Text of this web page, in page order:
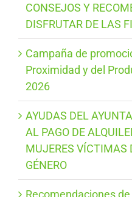
CONSEJOS Y
DISFRUTAR DE LAS
Campaña de
Proximidad y del
2026
AYUDAS DEL
AL PAGO DE
MUJERES VÍCTIMAS
GÉNERO
Recomendaciones